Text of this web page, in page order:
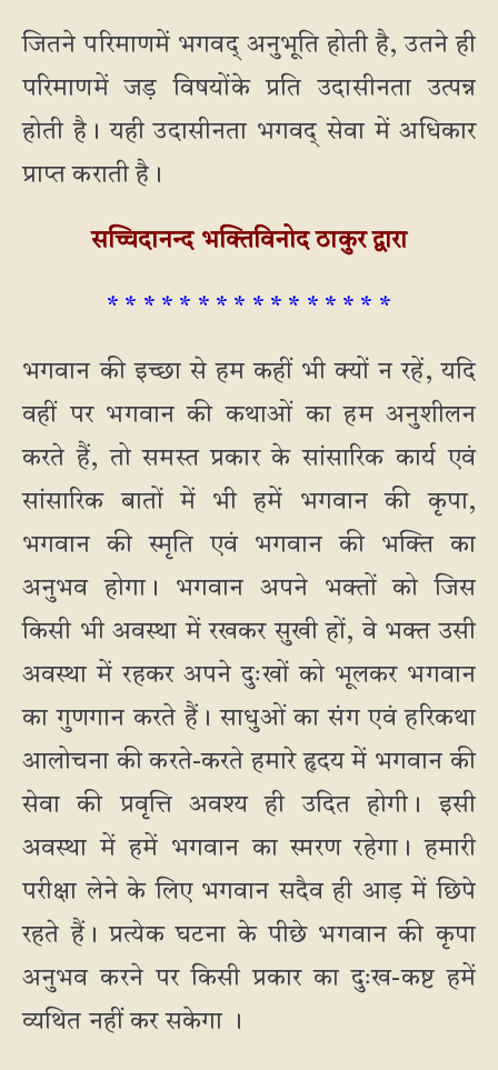
जितने परिमाणमें भगवद् अनुभूति होती है, उतने ही
परिमाणमें जड़ विषयोंके प्रति उदासीनता उत्पन्न
होती है। यही उदासीनता भगवद् सेवा में अधिकार
प्राप्त कराती है।
सच्चिदानन्द भक्तिविनोद ठाकुर द्वारा
* * * * * * * * * * * * * * * *
भगवान की इच्छा से हम कहीं भी क्यों न रहें, यदि
वहीं पर भगवान की कथाओं का हम अनुशीलन
करते हैं, तो समस्त प्रकार के सांसारिक कार्य एवं
सांसारिक बातों में भी हमें भगवान की कृपा,
भगवान की स्मृति एवं भगवान की भक्ति का
अनुभव होगा। भगवान अपने भक्तों को जिस
किसी भी अवस्था में रखकर सुखी हों, वे भक्त उसी
अवस्था में रहकर अपने दुःखों को भूलकर भगवान
का गुणगान करते हैं। साधुओं का संग एवं हरिकथा
आलोचना की करते-करते हमारे हृदय में भगवान की
सेवा की प्रवृत्ति अवश्य ही उदित होगी। इसी
अवस्था में हमें भगवान का स्मरण रहेगा। हमारी
परीक्षा लेने के लिए भगवान सदैव ही आड़ में छिपे
रहते हैं। प्रत्येक घटना के पीछे भगवान की कृपा
अनुभव करने पर किसी प्रकार का दुःख-कष्ट हमें
व्यथित नहीं कर सकेगा ।